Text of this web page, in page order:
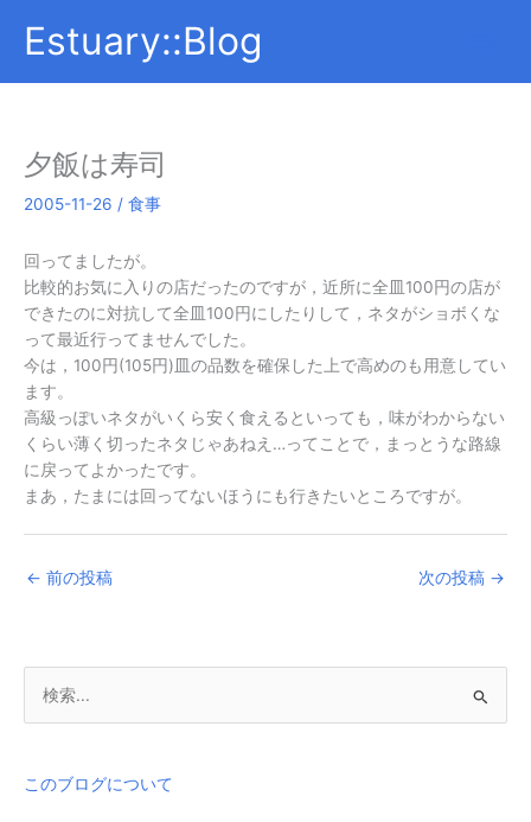
Estuary::Blog
夕飯は寿司
2005-11-26 / 食事
回ってましたが。
比較的お気に入りの店だったのですが，近所に全皿100円の店が
できたのに対抗して全皿100円にしたりして，ネタがショボくな
って最近行ってませんでした。
今は，100円(105円)皿の品数を確保した上で高めのも用意してい
ます。
高級っぽいネタがいくら安く食えるといっても，味がわからない
くらい薄く切ったネタじゃあねえ…ってことで，まっとうな路線
に戻ってよかったです。
まあ，たまには回ってないほうにも行きたいところですが。
← 前の投稿 次の投稿 →
象
このブログについて